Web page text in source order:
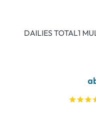
DAILIES TOTAL1